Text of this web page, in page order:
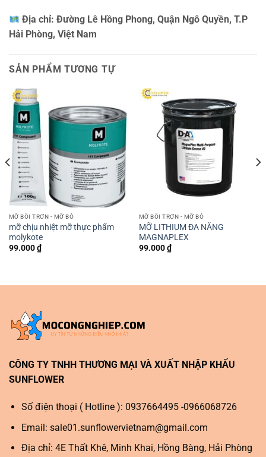
Địa chỉ:Đường Lê Hồng Phong, Quận Ngô Quyền, T.P
Hải Phòng, Việt Nam
SẢN PHẨM TƯƠNG TỰ
MỠ BÔI TRƠN - MỠ BÒ
mỡ chịu nhiệt mỡ thực phẩm
molykote
99.000₫
MỠ BÔI TRƠN - MỠ BÒ
MỠ LITHIUM ĐA NĂNG
MAGNAPLEX
99.000₫
CÔNG TY TNHH THƯƠNG MẠI VÀ XUẤT NHẬP KHẨU
SUNFLOWER
Số điện thoại ( Hotline ): 0937664495 -0966068726
Email: sale01.sunflowervietnam@gmail.com
Địa chỉ: 4E Thất Khê, Minh Khai, Hồng Bàng, Hải Phòng